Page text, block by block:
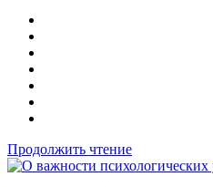
Продолжить чтение